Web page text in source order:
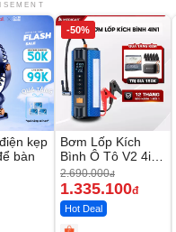
kẹp
bàn
-50%
Bơm Lốp Kích
Bình Ô Tô V2 4in1
MEDICAR –
12.000mAh
2.690.000đ
1.335.100đ
Hot Deal